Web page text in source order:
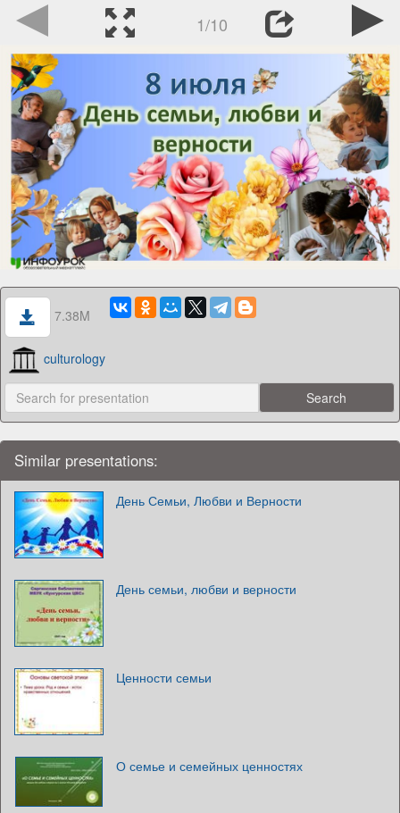
1/10
7.38M
culturology
Similar presentations:
День Семьи, Любви и Верности
День семьи, любви и верности
Ценности семьи
О семье и семейных ценностях